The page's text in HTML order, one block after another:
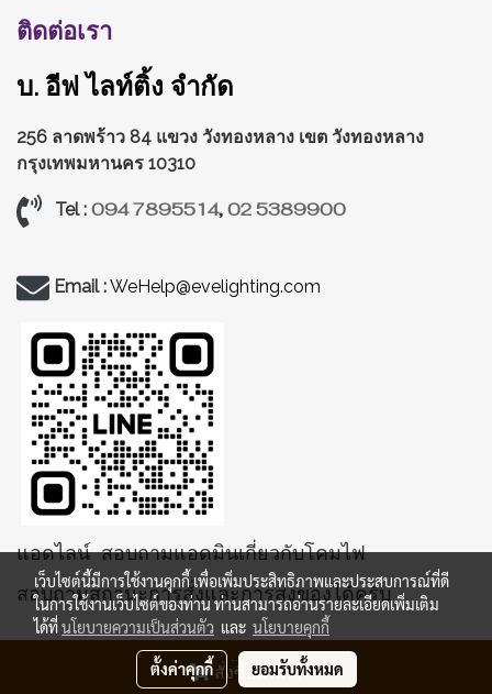
สั่งซื้อสินค้า
ติดต่อเรา
บ. อีฟ ไลท์ติ้ง จำกัด
256 ลาดพร้าว 84 แขวง วังทองหลาง เขต วังทองหลาง
กรุงเทพมหานคร 10310
Tel : 094 7895514,02 5389900
Email :WeHelp@evelighting.com
แอดไลน์ สอบถามแอดมินเกี่ยวกับโคมไฟ
สอบถามสถานะการสั่งและการส่งของได้ครับ
เว็บไซต์นี้มีการใช้งานคุกกี้ เพื่อเพิ่มประสิทธิภาพและประสบการณ์ที่ดี
ในการใช้งานเว็บไซต์ของท่าน ท่านสามารถอ่านรายละเอียดเพิ่มเติม
ได้ที่นโยบายความเป็นส่วนตัว และ นโยบายคุกกี้
ตั้งค่าคุกกี้ ยอมรับทั้งหมด